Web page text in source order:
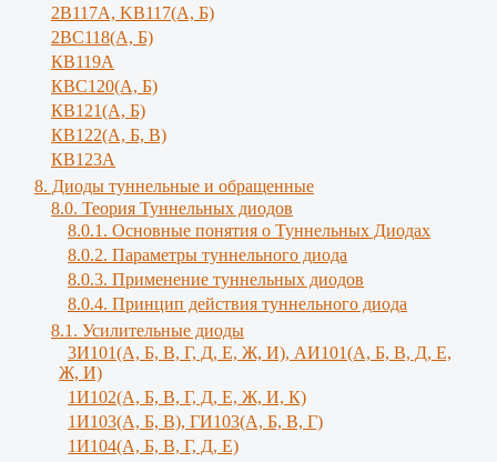
2В117А, KB117(A, Б)
2ВС118(А, Б)
КВ119А
КВС120(А, Б)
КВ121(А, Б)
КВ122(А, Б, В)
КВ123А
8. Диоды туннельные и обращенные
8.0. Теория Туннельных диодов
8.0.1. Основные понятия о Туннельных Диодах
8.0.2. Параметры туннельного диода
8.0.3. Применение туннельных диодов
8.0.4. Принцип действия туннельного диода
8.1. Усилительные диоды
3И101(А, Б, В, Г, Д, Е, Ж, И), АИ101(А, Б, В, Д, Е,
Ж, И)
1И102(А, Б, В, Г, Д, Е, Ж, И, К)
1И103(А, Б, В), ГИ103(А, Б, В, Г)
1И104(А, Б, В, Г, Д, Е)